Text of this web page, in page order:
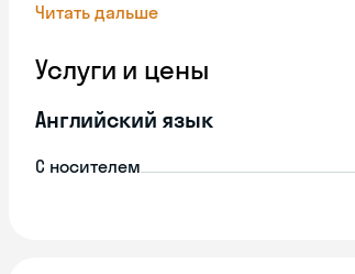
Читать дальше
Услуги и цены
Английский язык
С носителем